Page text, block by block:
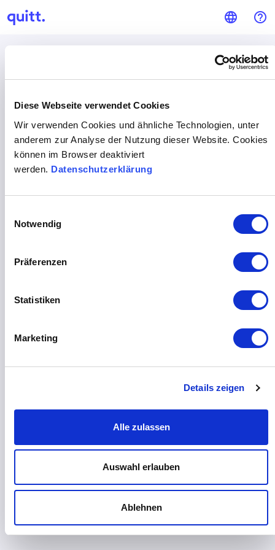
Diese Webseite verwendet Cookies
Wir verwenden Cookies und ähnliche Technologien, unter
anderem zur Analyse der Nutzung dieser Website. Cookies
können im Browser deaktiviert
werden. Datenschutzerklärung
Notwendig
Präferenzen
Statistiken
Marketing
Details zeigen
Alle zulassen
Auswahl erlauben
Ablehnen
E-Mail oder quitt ID
Passwort
Passwort vergessen?
LOGIN
Anmelden
language help_outline